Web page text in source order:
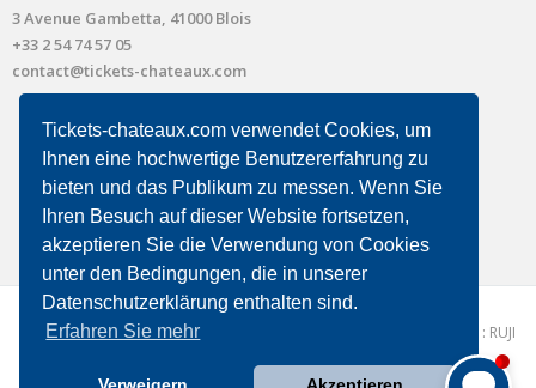
Tickets-chateaux.com verwendet Cookies, um
Ihnen eine hochwertige Benutzererfahrung zu
bieten und das Publikum zu messen. Wenn Sie
Ihren Besuch auf dieser Website fortsetzen,
akzeptieren Sie die Verwendung von Cookies
unter den Bedingungen, die in unserer
Datenschutzerklärung enthalten sind.
Erfahren Sie mehr
3 Avenue Gambetta, 41000 Blois
+33 2 54 74 57 05
contact@tickets-chateaux.com
Copyright © 2026 - tickets-chateaux.com |
Conception et réalisation : RUJI